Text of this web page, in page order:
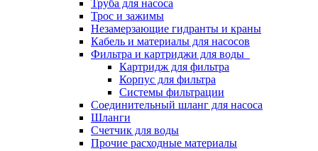
Труба для насоса
Трос и зажимы
Незамерзающие гидранты и краны
Кабель и материалы для насосов
Фильтра и картриджи для воды
Картридж для фильтра
Корпус для фильтра
Системы фильтрации
Соединительный шланг для насоса
Шланги
Счетчик для воды
Прочие расходные материалы